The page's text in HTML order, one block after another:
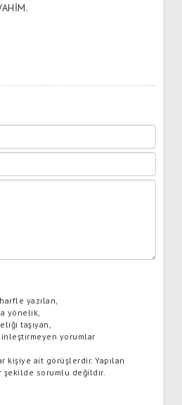
yazılan,
yönelik,
taşıyan,
yorumlar
kişiye ait görüşlerdir. Yapılan
sorumlu değildir.